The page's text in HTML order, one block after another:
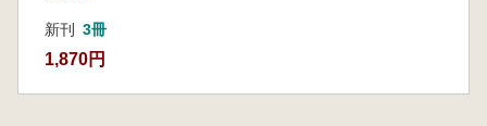
新刊 3冊
1,870円